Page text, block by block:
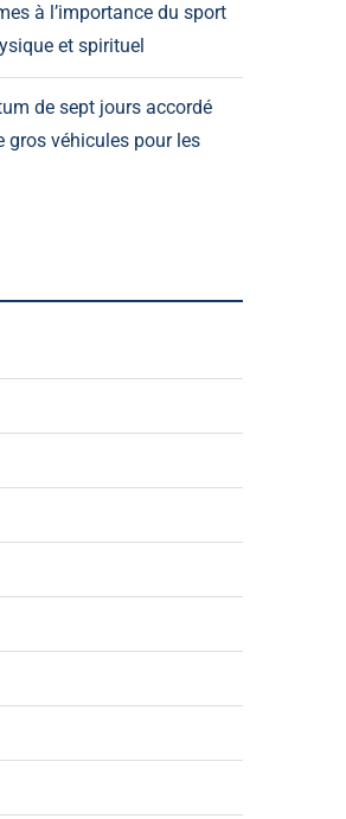
à l’importance du sport
et spirituel
de sept jours accordé
gros véhicules pour les